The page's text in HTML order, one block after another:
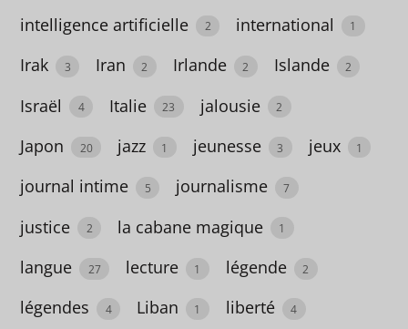
1
Amérique
du sud
59
amour
50
intelligence artificielle 2 international 1
Irak 3 Iran 2 Irlande 2 Islande 2
Israël 4 Italie 23 jalousie 2
Japon 20 jazz 1 jeunesse 3 jeux 1
journal intime 5 journalisme 7
justice 2 la cabane magique 1
langue 27 lecture 1 légende 2
légendes 4 Liban 1 liberté 4